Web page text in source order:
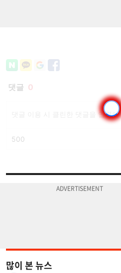
많이 본 뉴스